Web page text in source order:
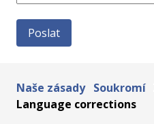
Naše zásady Soukromí
Language corrections